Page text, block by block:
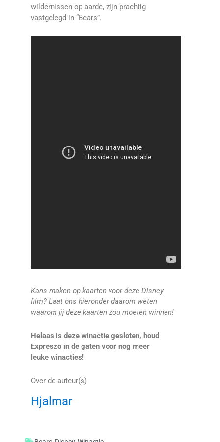
wildernissen op aarde, zijn prachtig
vastgelegd in “Bears”.
Kans maken op kaarten voor deze Disney
film? Laat ons hieronder daarom weten
waarom jij deze kaarten zou moeten winnen!
Helaas is deze winactie gesloten, houd
Expreszo in de gaten voor nog meer
leuke winacties!
Over de auteur(s)
Hjalmar